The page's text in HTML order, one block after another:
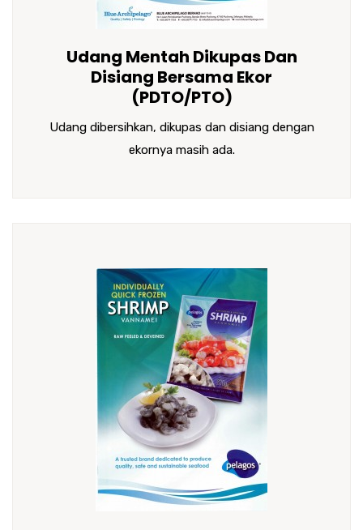
Udang Mentah Dikupas Dan
Disiang Bersama Ekor
(PDTO/PTO)
Udang dibersihkan, dikupas dan disiang dengan
ekornya masih ada.